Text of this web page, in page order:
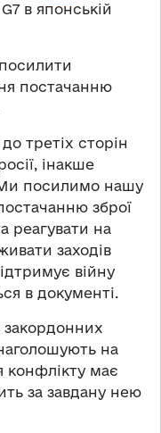
в японській
постачанню
третіх сторін
інакше
посилимо нашу
зброї
реагувати на
заходів
війну
в документі.
закордонних
на
конфлікту має
за завдану нею